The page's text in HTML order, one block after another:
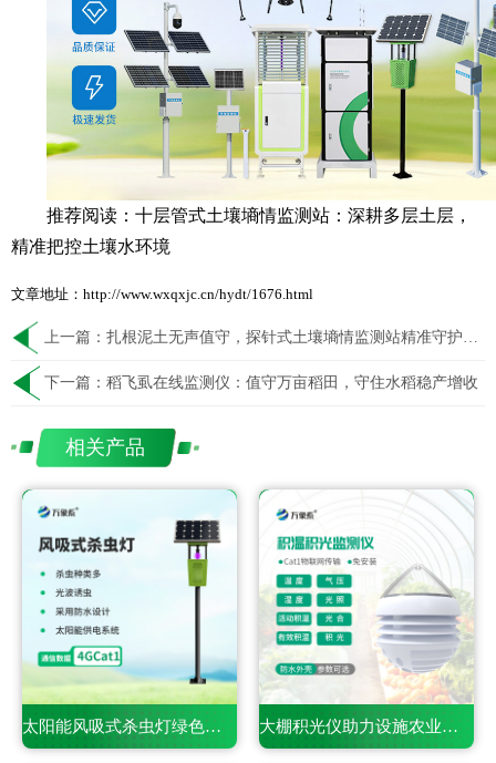
推荐阅读： 十层管式土壤墒情监测站：深耕多层土层，
精准把控土壤水环境
文章地址：http://www.wxqxjc.cn/hydt/1676.html
上一篇： 扎根泥土无声值守，探针式土壤墒情监测站精准守护每一寸良田墒情
下一篇： 稻飞虱在线监测仪：值守万亩稻田，守住水稻稳产增收
相关产品
太阳能风吸式杀虫灯绿色防虫，助力生态农业无公害种植 大棚积光仪助力设施农业提质增效，科学把控作物光照环境